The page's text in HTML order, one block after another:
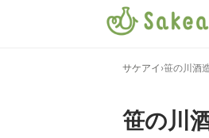
サケアイ ›笹の川酒
笹の川